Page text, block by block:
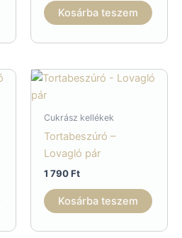
Kosárba teszem
Cukrász kellékek
Tortabeszúró –
Lovagló pár
1 790Ft
Kosárba teszem